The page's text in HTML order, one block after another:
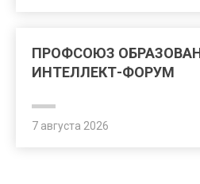
ПРОФСОЮЗ
ИНТЕЛЛЕКТ-ФОРУМ
7 августа 2026